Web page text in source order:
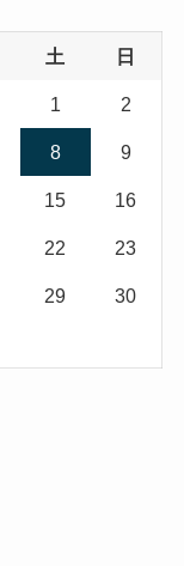
土 日
1 2
8 9
15 16
22 23
29 30